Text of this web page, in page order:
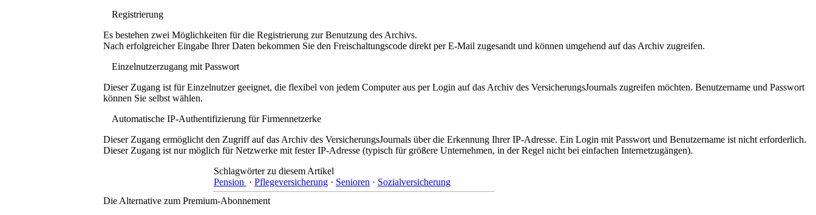
Registrierung
Es bestehen zwei Möglichkeiten für die Registrierung zur Benutzung des Archivs.
Nach erfolgreicher Eingabe Ihrer Daten bekommen Sie den Freischaltungscode direkt per E-Mail zugesandt und können umgehend auf das Archiv zugreifen.
Einzelnutzerzugang mit Passwort
Dieser Zugang ist für Einzelnutzer geeignet, die flexibel von jedem Computer aus per Login auf das Archiv des VersicherungsJournals zugreifen möchten. Benutzername und Passwort
können Sie selbst wählen.
Automatische IP-Authentifizierung für Firmennetzerke
Dieser Zugang ermöglicht den Zugriff auf das Archiv des VersicherungsJournals über die Erkennung Ihrer IP-Adresse. Ein Login mit Passwort und Benutzername ist nicht erforderlich.
Dieser Zugang ist nur möglich für Netzwerke mit fester IP-Adresse (typisch für größere Unternehmen, in der Regel nicht bei einfachen Internetzugängen).
Schlagwörter zu diesem Artikel
Pension · Pflegeversicherung · Senioren · Sozialversicherung
Die Alternative zum Premium-Abonnement